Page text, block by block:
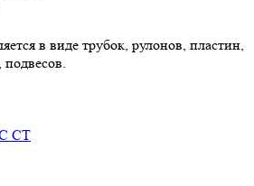
в виде трубок, рулонов, пластин,
СТ